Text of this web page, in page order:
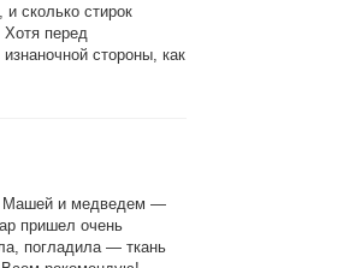
и сколько стирок
перед
стороны, как
Машей и медведем —
пришел очень
погладила — ткань